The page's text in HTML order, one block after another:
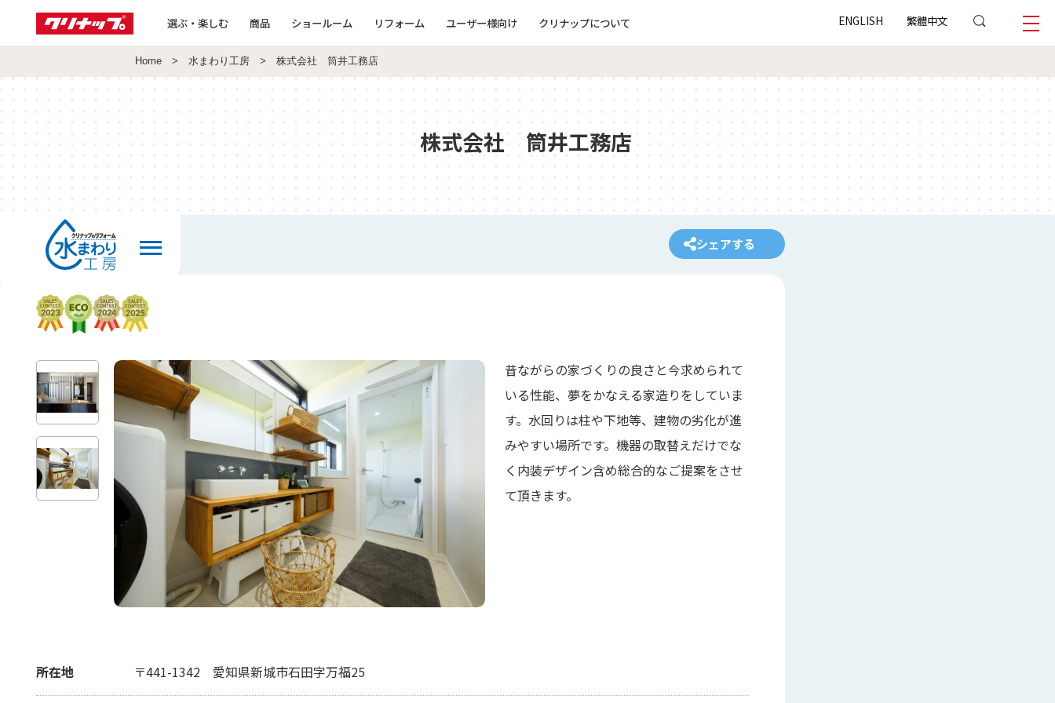
選ぶ・楽しむ 商品 ショールーム リフォーム ユーザー様向け クリナップについて ENGLISH 繁體中文
Home > 水まわり工房 > 株式会社 筒井工務店
株式会社 筒井工務店
シェアする
昔ながらの家づくりの良さと今求められて
いる性能、夢をかなえる家造りをしていま
す。水回りは柱や下地等、建物の劣化が進
みやすい場所です。機器の取替えだけでな
く内装デザイン含め総合的なご提案をさせ
て頂きます。
所在地 〒441-1342 愛知県新城市石田字万福25